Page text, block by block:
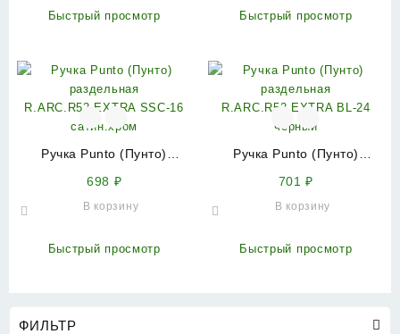
Быстрый просмотр Быстрый просмотр
Ручка Punto (Пунто)
сатин.хром
698 ₽
В корзину
Быстрый просмотр
Ручка Punto (Пунто)
черный
701₽
В корзину
Быстрый просмотр
ФИЛЬТР